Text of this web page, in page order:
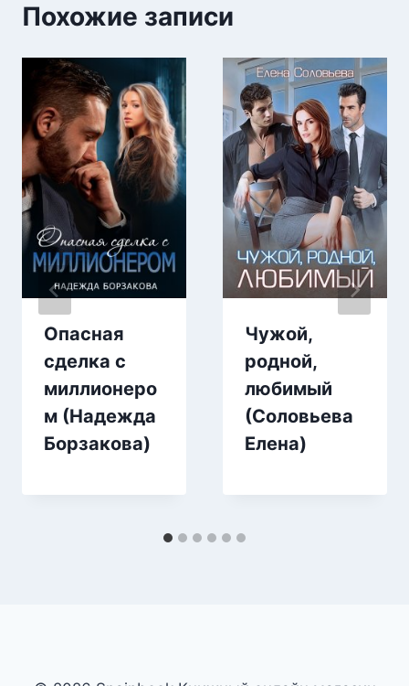
Похожие записи
Опасная
сделка с
миллионеро
м (Надежда
Борзакова)
Чужой,
родной,
любимый
(Соловьева
Елена)